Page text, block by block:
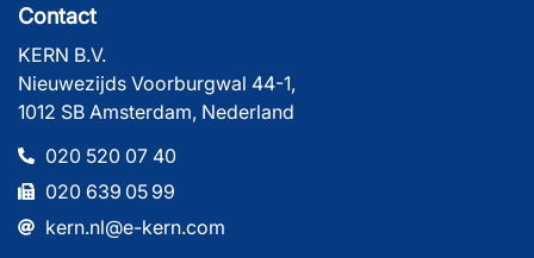
Contact
KERN B.V.
Nieuwezijds Voorburgwal 44-1,
1012 SB Amsterdam, Nederland
020 520 07 40
020 639 05 99
kern.nl@e-kern.com